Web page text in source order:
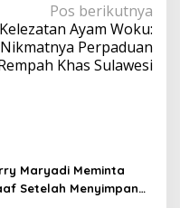
Pos berikutnya
Kelezatan Ayam Woku:
Nikmatnya Perpaduan
Khas Sulawesi
Maryadi Meminta
Setelah Menyimpan